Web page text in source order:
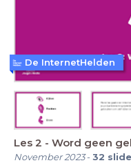
Les 2 - Word geen
November 2023-32
De InternetHelden